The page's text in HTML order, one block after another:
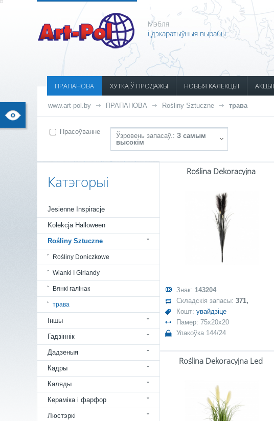
Мэбля
і дэкаратыўныя вырабы
ПРАПАНОВА ХУТКА Ў ПРОДАЖЫ НОВЫЯ КАЛЕКЦЫІ АКЦЫІ
www.art-pol.by ПРАПАНОВА Rośliny Sztuczne трава
Прасоўванне
Ўзровень запасаў.: З самым
высокім
Катэгорыі
Jesienne Inspiracje
Kolekcja Halloween
Rośliny Sztuczne
Rośliny Doniczkowe
Wianki I Girlandy
Вянкі галінак
трава
Іншы
Гадзіннік
Дадзеныя
Кадры
Каляды
Кераміка і фарфор
Люстэркі
Roślina Dekoracyjna
Знак: 143204
Складскія запасы: 371,
Кошт: увайдзіце
Памер: 75x20x20
Упакоўка 144/24
Roślina Dekoracyjna Led